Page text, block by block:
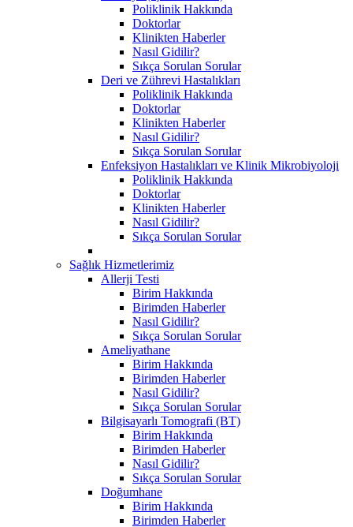
Poliklinik Hakkında
Doktorlar
Klinikten Haberler
Nasıl Gidilir?
Sıkça Sorulan Sorular
Deri ve Zührevi Hastalıkları
Poliklinik Hakkında
Doktorlar
Klinikten Haberler
Nasıl Gidilir?
Sıkça Sorulan Sorular
Enfeksiyon Hastalıkları ve Klinik Mikrobiyoloji
Poliklinik Hakkında
Doktorlar
Klinikten Haberler
Nasıl Gidilir?
Sıkça Sorulan Sorular
Sağlık Hizmetlerimiz
Allerji Testi
Birim Hakkında
Birimden Haberler
Nasıl Gidilir?
Sıkça Sorulan Sorular
Ameliyathane
Birim Hakkında
Birimden Haberler
Nasıl Gidilir?
Sıkça Sorulan Sorular
Bilgisayarlı Tomografi (BT)
Birim Hakkında
Birimden Haberler
Nasıl Gidilir?
Sıkça Sorulan Sorular
Doğumhane
Birim Hakkında
Birimden Haberler